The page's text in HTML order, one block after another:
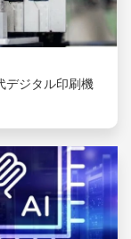
デジタル印刷機